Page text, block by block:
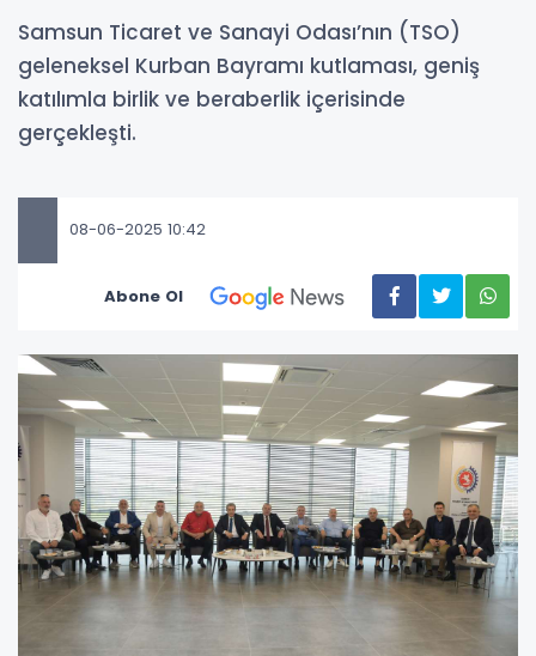
Samsun Ticaret ve Sanayi Odası’nın (TSO)
geleneksel Kurban Bayramı kutlaması, geniş
katılımla birlik ve beraberlik içerisinde
gerçekleşti.
08-06-2025 10:42
Abone Ol